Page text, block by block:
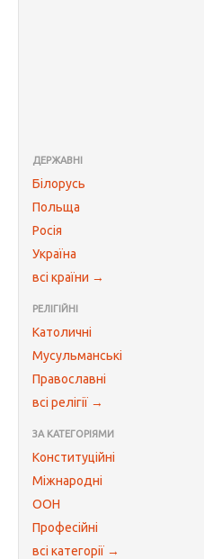
ДЕРЖАВНІ
Білорусь
Польща
Росія
Україна
всі країни →
РЕЛІГІЙНІ
Католичні
Мусульманські
Православні
всі релігії →
ЗА КАТЕГОРІЯМИ
Конституційні
Міжнародні
ООН
Професійні
всі категорії →